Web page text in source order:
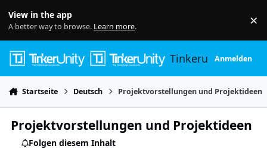
View in the app
A better way to browse. Learn more. ×
TinkerunityAnmelden
Startseite Deutsch Projektvorstellungen und Projektideen
Projektvorstellungen und Projektideen
Folgen diesem Inhalt